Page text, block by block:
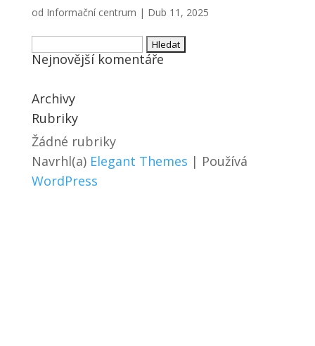
od Informační centrum | Dub 11, 2025
Vyhledávání
Nejnovější komentáře
Archivy
Rubriky
Žádné rubriky
Navrhl(a) Elegant Themes | Používá
WordPress